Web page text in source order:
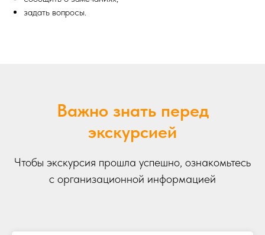
задать вопросы.
Важно знать перед
экскурсией
Чтобы экскурсия прошла успешно, ознакомьтесь
с организационной информацией